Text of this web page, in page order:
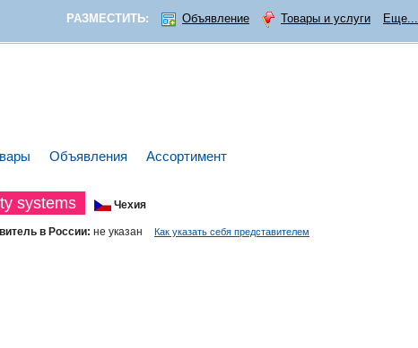
РАЗМЕСТИТЬ: Объявление Товары и услуги Еще...
Объявления Ассортимент
systems Чехия
в России: не указан Как указать себя представителем